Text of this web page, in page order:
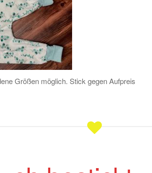
Größen möglich. Stick gegen Aufpreis